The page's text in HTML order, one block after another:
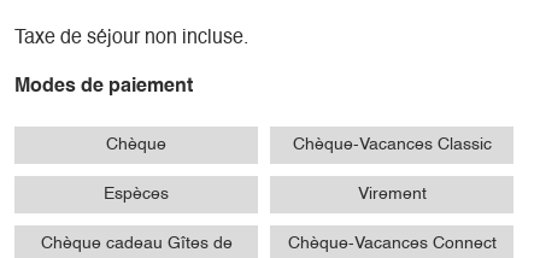
Taxe de séjour non incluse.
Modes de paiement
Chèque Chèque-Vacances Classic
Espèces Virement
Chèque cadeau Gîtes de
Chèque-Vacances Connect